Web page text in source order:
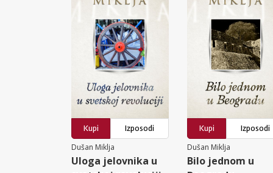
Kupi
Izposodi
Dušan Miklja
Uloga jelovnika u
Kupi
Izposodi
Dušan Miklja
Bilo jednom u